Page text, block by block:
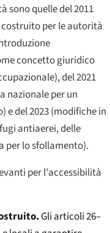
sono quelle del 2011
per le autorità
concetto giuridico
del 2021
nazionale per un
del 2023 (modifiche in
antiaerei, delle
per lo sfollamento).
per l'accessibilità
Gli articoli 26–